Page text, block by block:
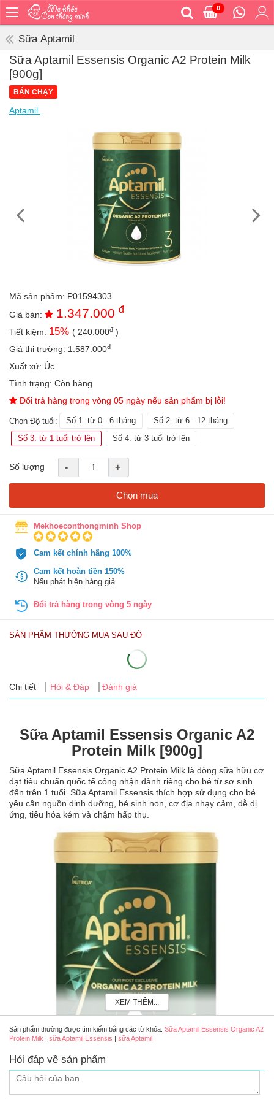
0
Bé
ăn
Bé
vệ
sinh
Bé
toàn
Bé
tắm
Bé
mà
học
Dành
mẹ
Dành
bố
nhà
Tin
FAQ
Sữa Aptamil
Sữa Aptamil Essensis Organic A2 Protein Milk
[900g]
BÁN CHẠY
Aptamil
Mã sản phẩm: P01594303
Giá bán:
1.347.000 đ
Tiết kiệm: 15% ( 240.000đ )
Giá thị trường: 1.587.000đ
Xuất xứ: Úc
Tình trạng: Còn hàng
Đổi trả hàng trong vòng 05 ngày nếu sản phẩm bị lỗi!
Chọn Độ tuổi: Số 1: từ 0 - 6 tháng
Số 2: từ 6 - 12 tháng
Số 3: từ 1 tuổi trở lên
Số 4: từ 3 tuổi trở lên
Số lượng - +
Chọn mua
Mekhoeconthongminh Shop
Cam kết chính hãng 100%
Cam kết hoàn tiền 150%
Nếu phát hiện hàng giả
Đổi trả hàng trong vòng 5 ngày
SẢN PHẨM THƯỜNG MUA SAU ĐÓ
Chi tiết Hỏi & Đáp Đánh giá
Sữa Aptamil Essensis Organic A2
Protein Milk [900g]
Sữa Aptamil Essensis Organic A2 Protein Milk là dòng sữa hữu cơ
đạt tiêu chuẩn quốc tế công nhận dành riêng cho bé từ sơ sinh
đến trên 1 tuổi. Sữa Aptamil Essensis thích hợp sử dụng cho bé
yêu cần nguồn dinh dưỡng, bé sinh non, cơ địa nhạy cảm, dễ dị
ứng, tiêu hóa kém và chậm hấp thụ.
Sữa Aptamil Essensis Organic A2 Protein Milk số 1
XEM THÊM...
Sản phẩm thường được tìm kiếm bằng các từ khóa: Sữa Aptamil Essensis Organic A2
Protein Milk | sữa Aptamil Essensis | sữa Aptamil
Hỏi đáp về sản phẩm